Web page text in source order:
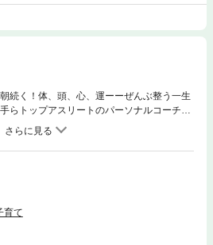
続く！体、頭、心、運ーーぜんぶ整う一生
らトップアスリートのパーソナルコーチが
初公開！【小さな習慣で、人生の歯車が回
朝イチの習慣に・「スマホ」を持つ手を
疲れをリセットする・「胸からが足」だと
・「神社仏閣」を巡る・「駅や横断歩道」
「呼吸」「姿勢」「歩き方」日常の何気な
人間が本来持っている力が呼び覚まされ、
ンスも、メンタルも、すべてがうまくい
育て